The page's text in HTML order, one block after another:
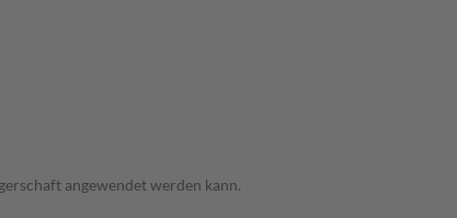
angewendet werden kann.